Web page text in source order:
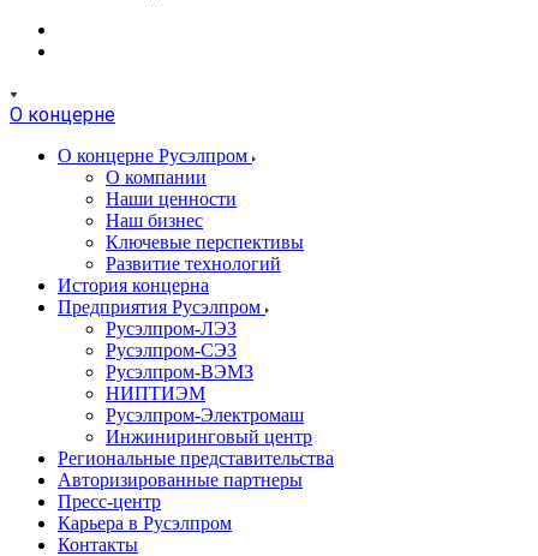
О концерне
О концерне Русэлпром
О компании
Наши ценности
Наш бизнес
Ключевые перспективы
Развитие технологий
История концерна
Предприятия Русэлпром
Русэлпром-ЛЭЗ
Русэлпром-СЭЗ
Русэлпром-ВЭМЗ
НИПТИЭМ
Русэлпром-Электромаш
Инжиниринговый центр
Региональные представительства
Авторизированные партнеры
Пресс-центр
Карьера в Русэлпром
Контакты